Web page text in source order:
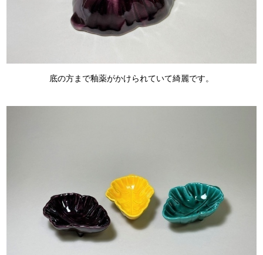
底の方まで釉薬がかけられていて綺麗です。